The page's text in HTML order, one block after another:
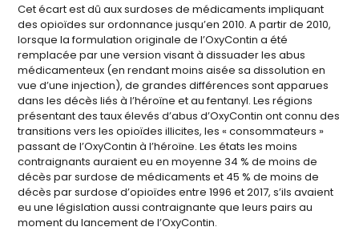
Cet écart est dû aux surdoses de médicaments impliquant
des opioïdes sur ordonnance jusqu’en 2010. A partir de 2010,
lorsque la formulation originale de l’OxyContin a été
remplacée par une version visant à dissuader les abus
médicamenteux (en rendant moins aisée sa dissolution en
vue d’une injection), de grandes différences sont apparues
dans les décès liés à l’héroïne et au fentanyl. Les régions
présentant des taux élevés d’abus d’OxyContin ont connu des
transitions vers les opioïdes illicites, les « consommateurs »
passant de l’OxyContin à l’héroïne. Les états les moins
contraignants auraient eu en moyenne 34 % de moins de
décès par surdose de médicaments et 45 % de moins de
décès par surdose d’opioïdes entre 1996 et 2017, s’ils avaient
eu une législation aussi contraignante que leurs pairs au
moment du lancement de l’OxyContin.